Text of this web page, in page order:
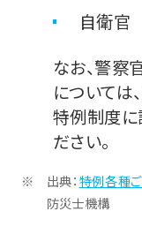
自衛官
なお、警察
については
特例制度に
ださい。
出典：特例各種
防災士機構